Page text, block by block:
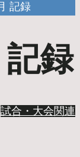
記録
記録
試合・大会関連